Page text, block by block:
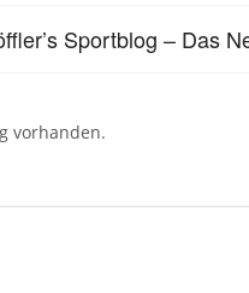
Sportblog – Das
vorhanden.